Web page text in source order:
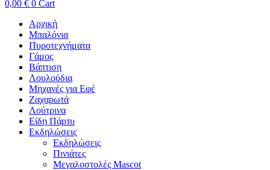
0,00 € 0 Cart
Αρχική
Μπαλόνια
Πυροτεχνήματα
Γάμος
Βάπτιση
Λουλούδια
Μηχανές για Εφέ
Ζαχαρωτά
Λούτρινα
Είδη Πάρτυ
Εκδηλώσεις
Εκδηλώσεις
Πινιάτες
Μεγαλοστολές Mascot